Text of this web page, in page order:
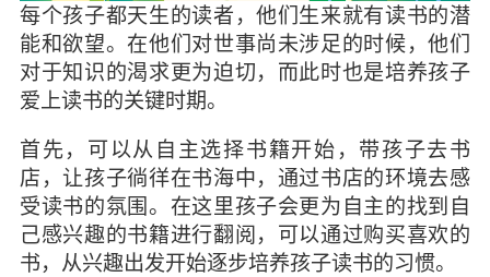
每个孩子都天生的读者，他们生来就有读书的潜
能和欲望。在他们对世事尚未涉足的时候，他们
对于知识的渴求更为迫切，而此时也是培养孩子
爱上读书的关键时期。
首先，可以从自主选择书籍开始，带孩子去书
店，让孩子徜徉在书海中，通过书店的环境去感
受读书的氛围。在这里孩子会更为自主的找到自
己感兴趣的书籍进行翻阅，可以通过购买喜欢的
书，从兴趣出发开始逐步培养孩子读书的习惯。